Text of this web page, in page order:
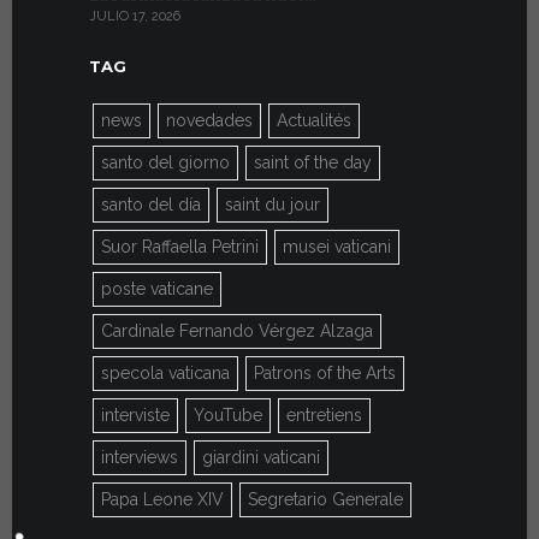
JULIO 17, 2026
TAG
news novedades Actualités
santo del giorno saint of the day
santo del día saint du jour
Suor Raffaella Petrini musei vaticani
poste vaticane
Cardinale Fernando Vérgez Alzaga
specola vaticana Patrons of the Arts
interviste YouTube entretiens
interviews giardini vaticani
Papa Leone XIV Segretario Generale